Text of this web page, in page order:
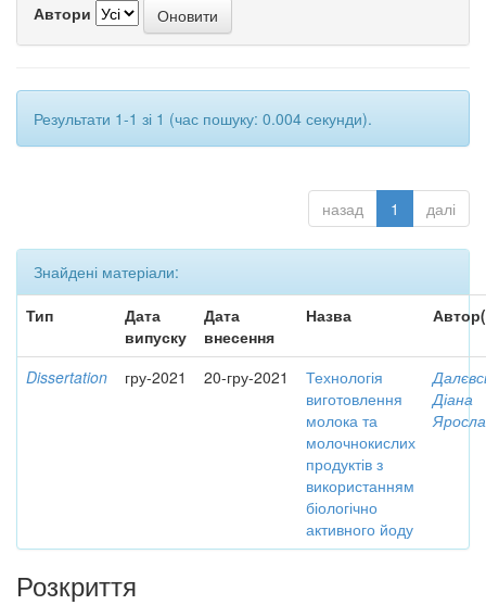
Автори
Результати 1-1 зі 1 (час пошуку: 0.004 секунди).
назад 1 далі
Знайдені матеріали:
Тип
Дата
випуску
Дата
внесення
Назва
Dissertation гру-2021 20-гру-2021
Технологія
виготовлення
молока та
молочнокислих
продуктів з
використанням
біологічно
активного йоду
Діана
Розкриття